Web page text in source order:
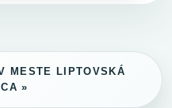
MESTE LIPTOVSKÁ
»